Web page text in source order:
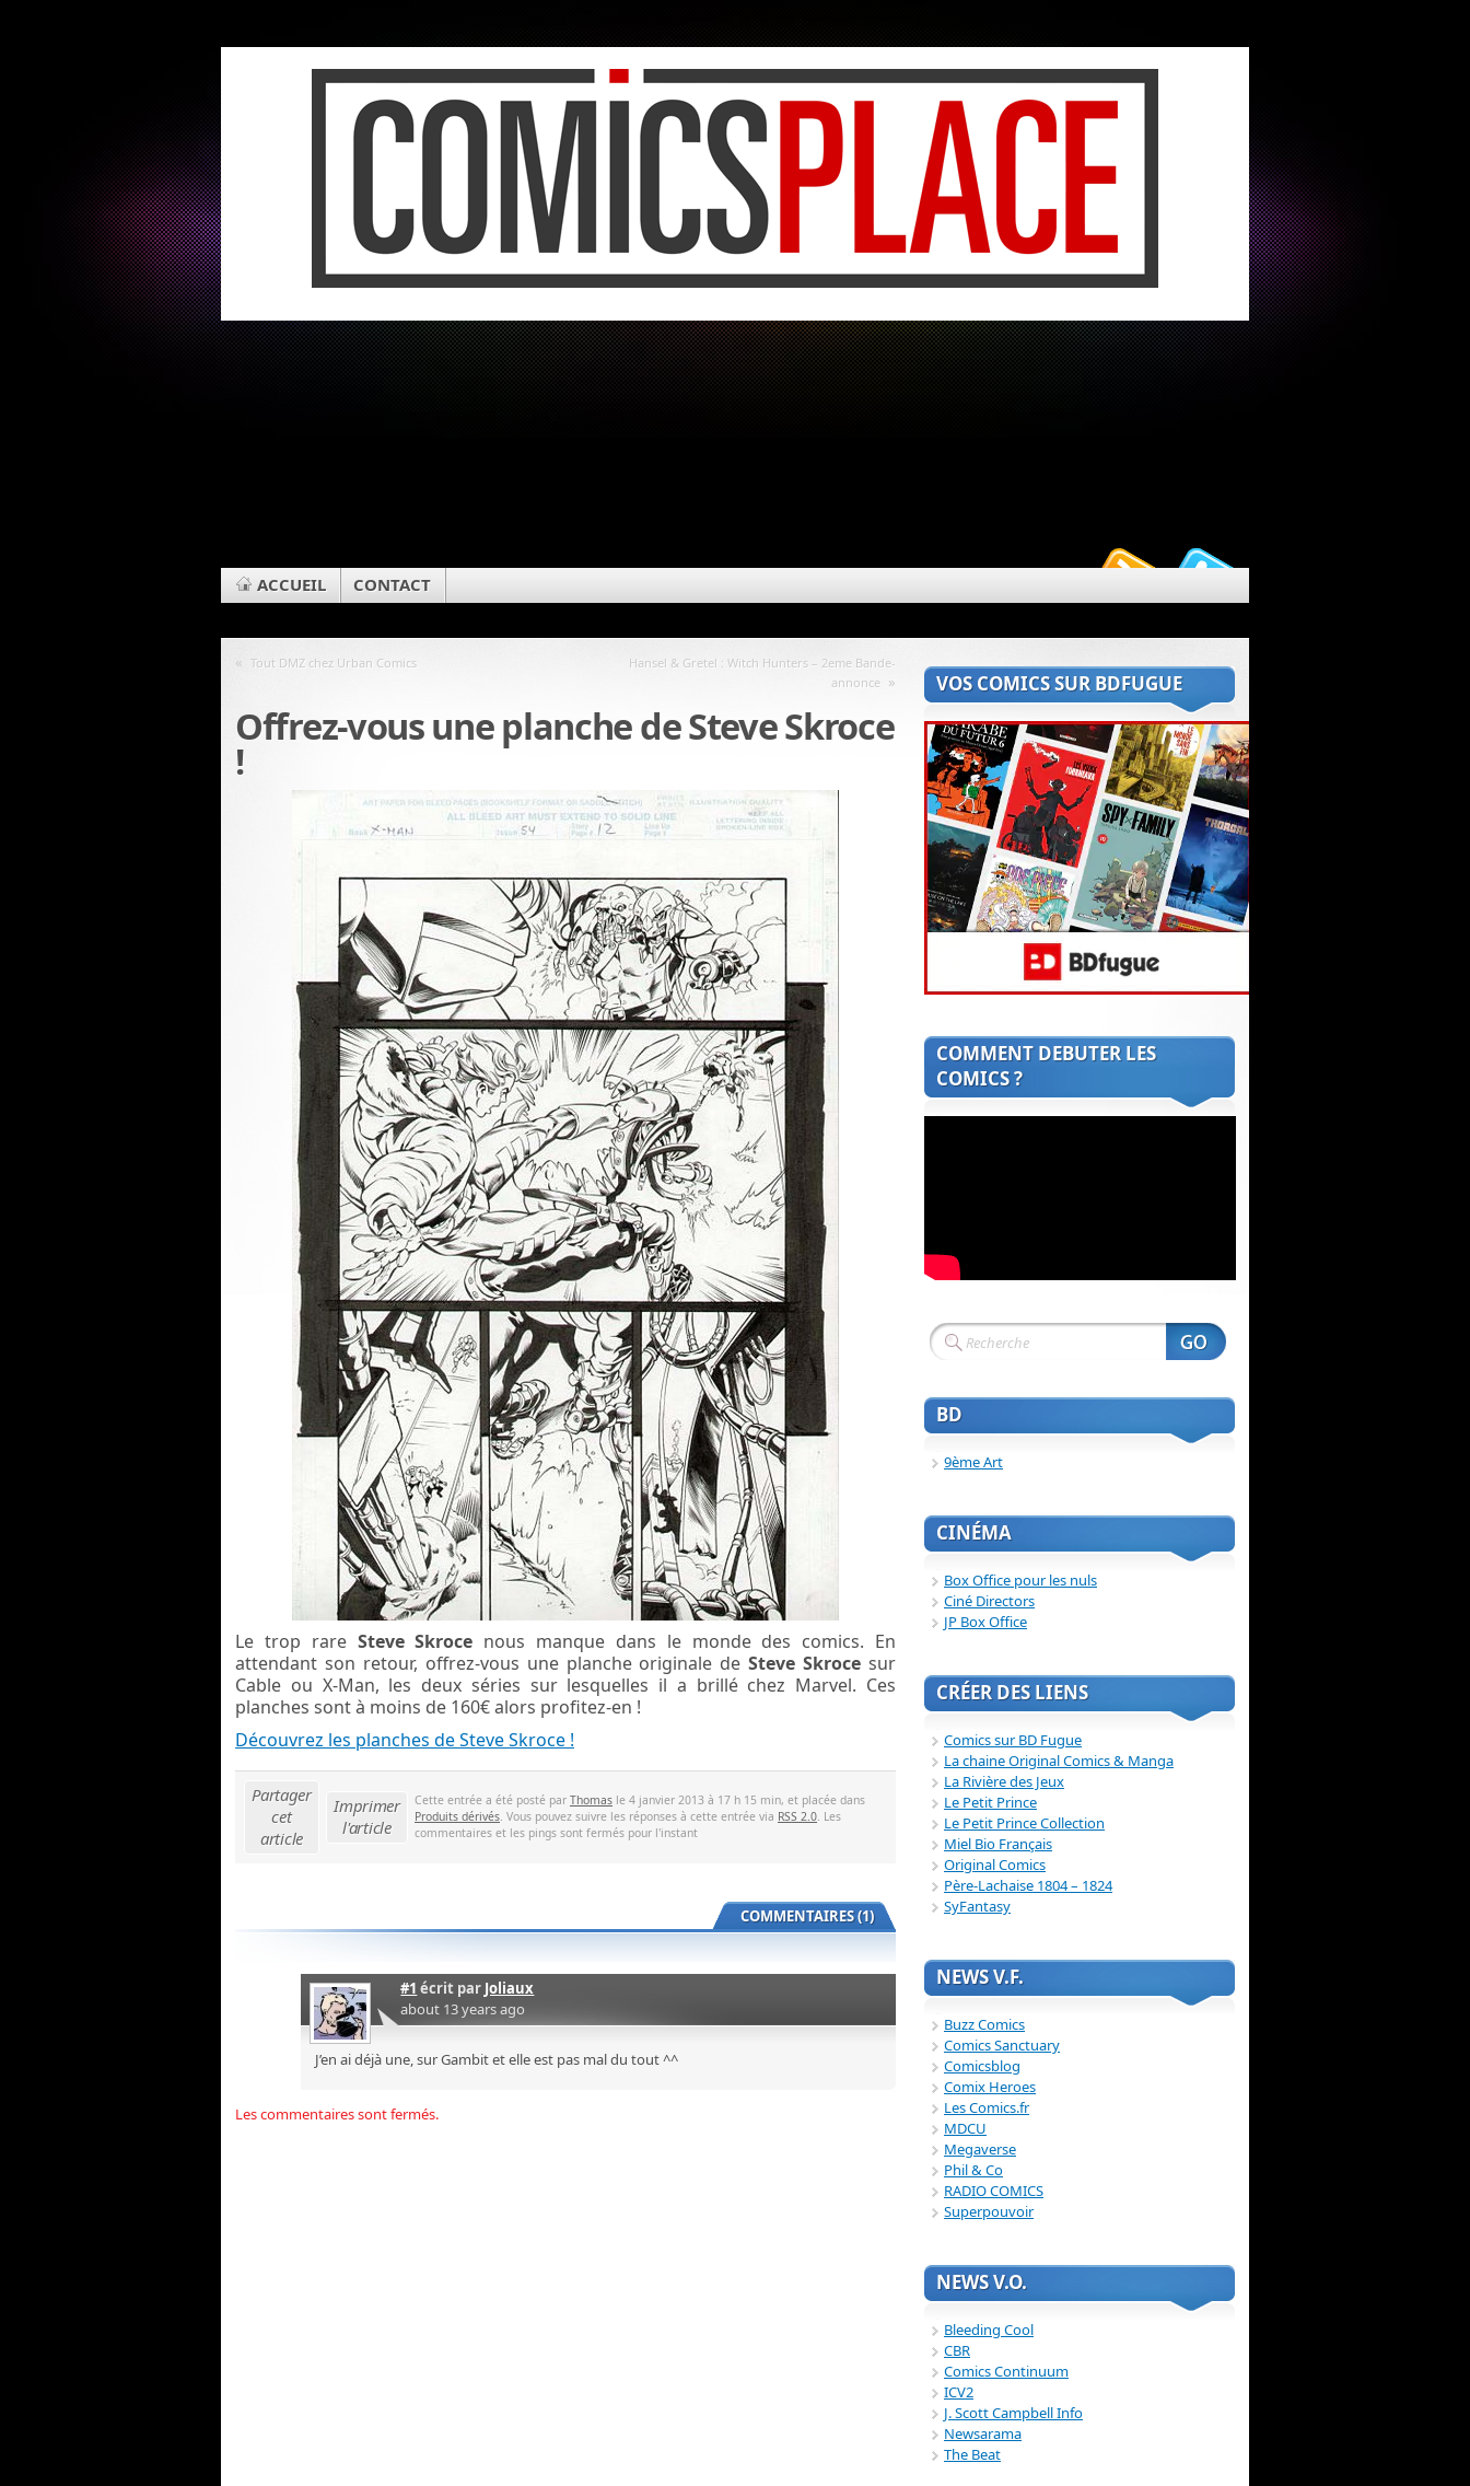
ACCUEIL CONTACT
« Tout DMZ chez Urban Comics
Hansel & Gretel : Witch Hunters – 2eme Bande-
annonce »
Offrez-vous une planche de Steve Skroce
!
Le trop rare Steve Skroce nous manque dans le monde des comics. En
attendant son retour, offrez-vous une planche originale deSteve Skrocesur
Cable ou X-Man, les deux séries sur lesquelles il a brillé chez Marvel. Ces
planches sont à moins de 160€ alors profitez-en !
Découvrez les planches de Steve Skroce !
Partager
cet
article
Imprimer
l'article
Cette entrée a été posté par Thomas le 4 janvier 2013 à 17 h 15 min, et placée dans
Produits dérivés. Vous pouvez suivre les réponses à cette entrée via RSS 2.0. Les
commentaires et les pings sont fermés pour l'instant
COMMENTAIRES (1)
#1 écrit par Joliaux
about 13 years ago
J’en ai déjà une, sur Gambit et elle est pas mal du tout ^^
Les commentaires sont fermés.
VOS COMICS SUR BDFUGUE
COMMENT DEBUTER LES
COMICS ?
BD
9ème Art
CINÉMA
Box Office pour les nuls
Ciné Directors
JP Box Office
CRÉER DES LIENS
Comics sur BD Fugue
La chaine Original Comics & Manga
La Rivière des Jeux
Le Petit Prince
Le Petit Prince Collection
Miel Bio Français
Original Comics
Père-Lachaise 1804 – 1824
SyFantasy
NEWS V.F.
Buzz Comics
Comics Sanctuary
Comicsblog
Comix Heroes
Les Comics.fr
MDCU
Megaverse
Phil & Co
RADIO COMICS
Superpouvoir
NEWS V.O.
Bleeding Cool
CBR
Comics Continuum
ICV2
J. Scott Campbell Info
Newsarama
The Beat